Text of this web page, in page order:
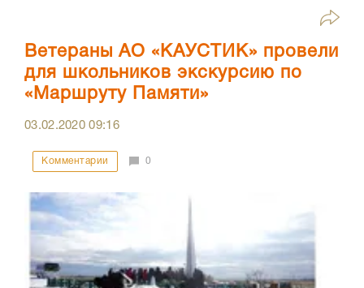
Ветераны АО «КАУСТИК» провели
для школьников экскурсию по
«Маршруту Памяти»
03.02.202009:16
Комментарии 0